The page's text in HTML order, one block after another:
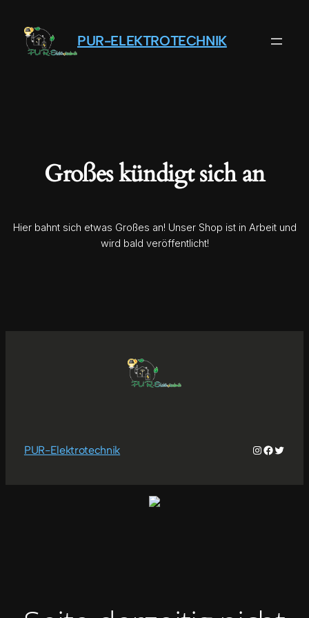
PUR-ELEKTROTECHNIK
Großes kündigt sich an
Hier bahnt sich etwas Großes an! Unser Shop ist in Arbeit und
wird bald veröffentlicht!
PUR-Elektrotechnik Instagram
Twitter